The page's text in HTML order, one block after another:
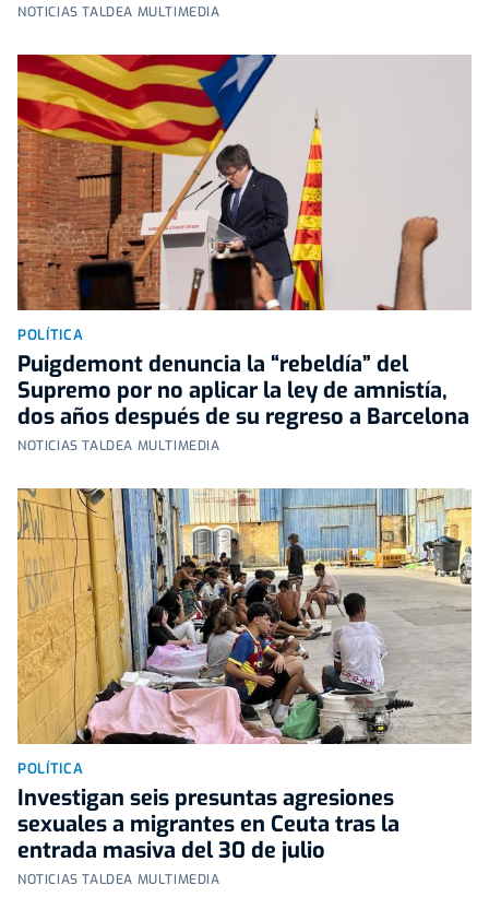
NOTICIAS TALDEA MULTIMEDIA
POLÍTICA
Puigdemont denuncia la “rebeldía” del
Supremo por no aplicar la ley de amnistía,
dos años después de su regreso a Barcelona
NOTICIAS TALDEA MULTIMEDIA
POLÍTICA
Investigan seis presuntas agresiones
sexuales a migrantes en Ceuta tras la
entrada masiva del 30 de julio
NOTICIAS TALDEA MULTIMEDIA